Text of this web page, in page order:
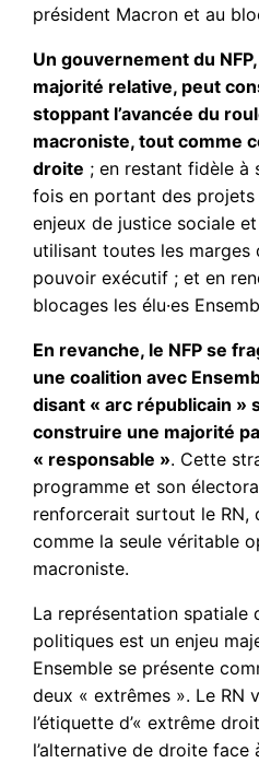
président Macron et au
Un gouvernement du
majorité relative, peut
stoppant l’avancée du
macroniste, tout comme
droite ; en restant fidèle à
fois en portant des
enjeux de justice sociale
utilisant toutes les
pouvoir exécutif ; et en
blocages les élu·es
En revanche, le NFP se
une coalition avec
disant « arc républicain »
construire une majorité
« responsable ». Cette
programme et son
renforcerait surtout le RN,
comme la seule véritable
macroniste.
La représentation spatiale
politiques est un enjeu
Ensemble se présente
deux « extrêmes ». Le RN
l’étiquette d’« extrême
l’alternative de droite face